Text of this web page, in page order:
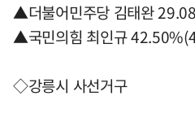
▲더불어민주당 김태완
▲국민의힘 최인규
◇강릉시 사선거구